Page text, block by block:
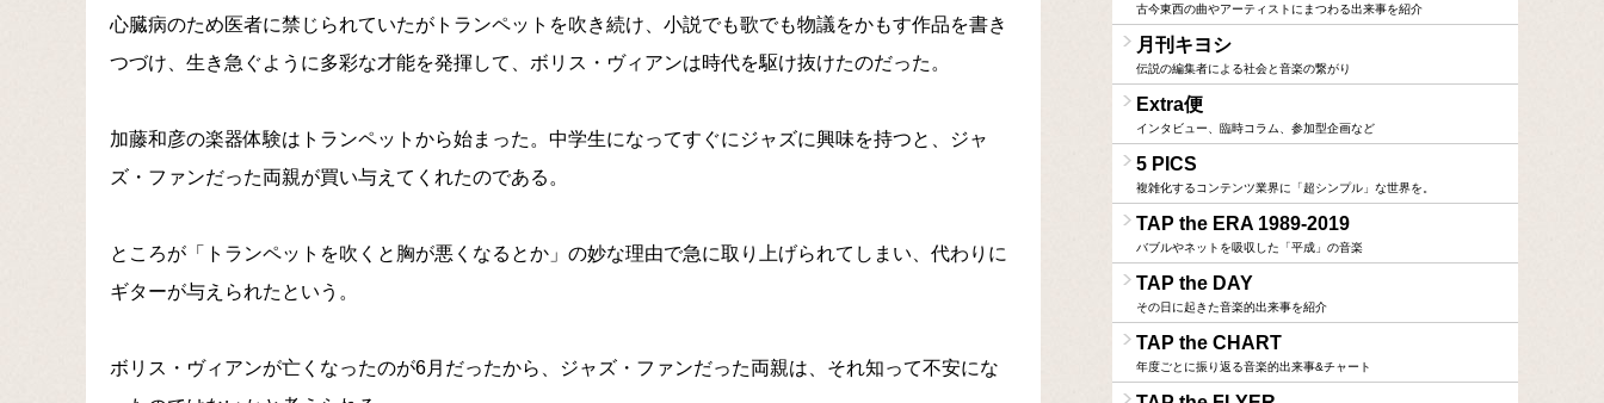
心臓病のため医者に禁じられていたがトランペットを吹き続け、小説でも歌でも物議をかもす作品を書き
つづけ、生き急ぐように多彩な才能を発揮して、ボリス・ヴィアンは時代を駆け抜けたのだった。
加藤和彦の楽器体験はトランペットから始まった。中学生になってすぐにジャズに興味を持つと、ジャ
ズ・ファンだった両親が買い与えてくれたのである。
ところが「トランペットを吹くと胸が悪くなるとか」の妙な理由で急に取り上げられてしまい、代わりに
ギターが与えられたという。
ボリス・ヴィアンが亡くなったのが6月だったから、ジャズ・ファンだった両親は、それ知って不安にな
古今東西の曲やアーティストにまつわる出来事を紹介
月刊キヨシ
伝説の編集者による社会と音楽の繋がり
Extra便
インタビュー、臨時コラム、参加型企画など
5 PICS
複雑化するコンテンツ業界に「超シンプル」な世界を。
TAP the ERA 1989-2019
バブルやネットを吸収した「平成」の音楽
TAP the DAY
その日に起きた音楽的出来事を紹介
TAP the CHART
年度ごとに振り返る音楽的出来事&チャート